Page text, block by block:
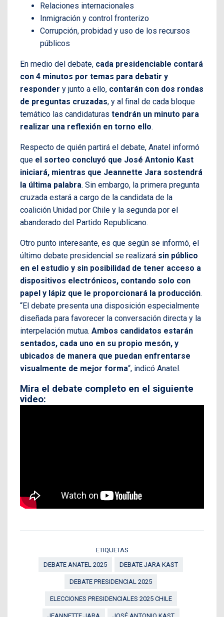
Relaciones internacionales
Inmigración y control fronterizo
Corrupción, probidad y uso de los recursos
públicos
En medio del debate, cada presidenciable contará
con 4 minutos por temas para debatir y
responder y junto a ello, contarán con dos rondas
de preguntas cruzadas, y al final de cada bloque
temático las candidaturas tendrán un minuto para
realizar una reflexión en torno ello.
Respecto de quién partirá el debate, Anatel informó
que el sorteo concluyó que José Antonio Kast
iniciará, mientras que Jeannette Jara sostendrá
la última palabra. Sin embargo, la primera pregunta
cruzada estará a cargo de la candidata de la
coalición Unidad por Chile y la segunda por el
abanderado del Partido Republicano.
Otro punto interesante, es que según se informó, el
último debate presidencial se realizará sin público
en el estudio y sin posibilidad de tener acceso a
dispositivos electrónicos, contando solo con
papel y lápiz que le proporcionará la producción.
“El debate presenta una disposición especialmente
diseñada para favorecer la conversación directa y la
interpelación mutua. Ambos candidatos estarán
sentados, cada uno en su propio mesón, y
ubicados de manera que puedan enfrentarse
visualmente de mejor forma“, indicó Anatel.
Mira el debate completo en el siguiente
video:
ETIQUETAS
DEBATE ANATEL 2025
DEBATE JARA KAST
DEBATE PRESIDENCIAL 2025
ELECCIONES PRESIDENCIALES 2025 CHILE